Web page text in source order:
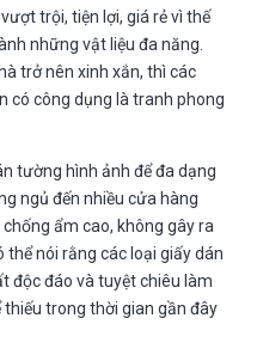
trội, tiện lợi, giá rẻ vì thế
những vật liệu đa năng.
trở nên xinh xắn, thì các
có công dụng là tranh phong
tường hình ảnh để đa dạng
ngủ đến nhiều cửa hàng
ẩm cao, không gây ra
thể nói rằng các loại giấy dán
độc đáo và tuyệt chiêu làm
trong thời gian gần đây